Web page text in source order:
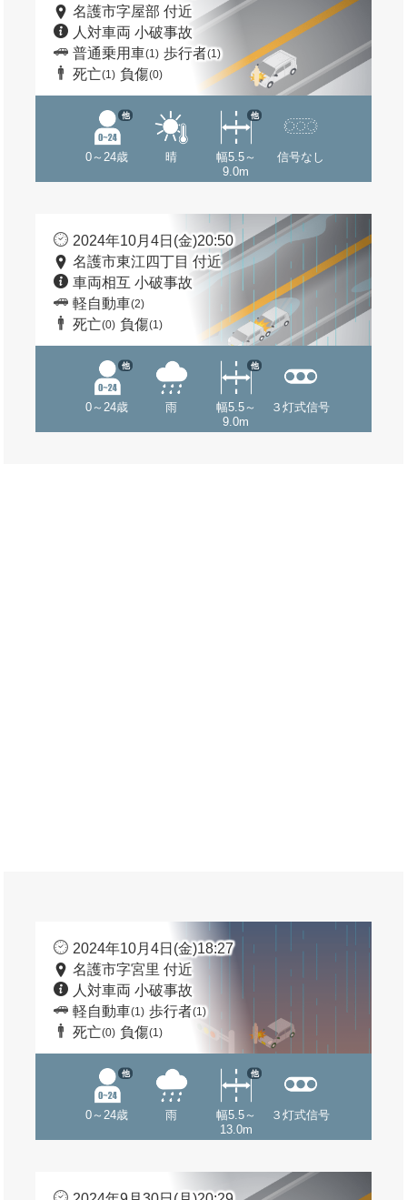
名護市字屋部 付近
人対車両 小破事故
普通乗用車(1) 歩行者(1)
死亡(1) 負傷(0)
0～24歳
他
晴
幅5.5～
9.0m
他
信号なし
2024年10月4日(金)20:50
名護市東江四丁目 付近
車両相互 小破事故
軽自動車(2)
死亡(0) 負傷(1)
0～24歳
他
雨
幅5.5～
9.0m
他
３灯式信号
2024年10月4日(金)18:27
名護市字宮里 付近
人対車両 小破事故
軽自動車(1) 歩行者(1)
死亡(0) 負傷(1)
0～24歳
他
雨
幅5.5～
13.0m
他
３灯式信号